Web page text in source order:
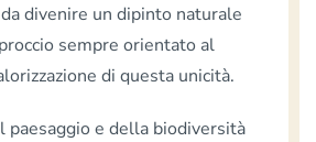
divenire un dipinto naturale
sempre orientato al
di questa unicità.
paesaggio e della biodiversità